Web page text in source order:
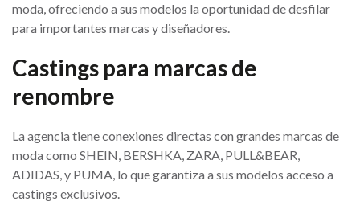
moda, ofreciendo a sus modelos la oportunidad de desfilar
para importantes marcas y diseñadores.
Castings para marcas de
renombre
La agencia tiene conexiones directas con grandes marcas de
moda como SHEIN, BERSHKA, ZARA, PULL&BEAR,
ADIDAS, y PUMA, lo que garantiza a sus modelos acceso a
castings exclusivos.